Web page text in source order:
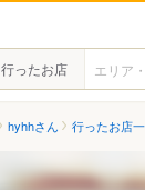
行ったお店
hyhhさん 行ったお店